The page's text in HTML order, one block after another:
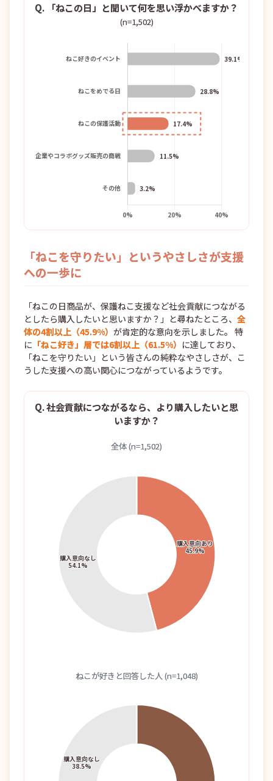
Q. 「ねこの日」と聞いて何を思い浮かべますか？
(n=1,502)
「ねこを守りたい」というやさしさが支援
への一歩に
「ねこの日商品が、保護ねこ支援など社会貢献につながる
としたら購入したいと思いますか？」と尋ねたところ、 全
体の4割以上（45.9%） が肯定的な意向を示しました。 特
に 「ねこ好き」層では6割以上（61.5%） に達しており、
「ねこを守りたい」という皆さんの純粋なやさしさが、こ
うした支援への高い関心につながっているようです。
Q. 社会貢献につながるなら、より購入したいと思
いますか？
全体 (n=1,502)
ねこが好きと回答した人 (n=1,048)